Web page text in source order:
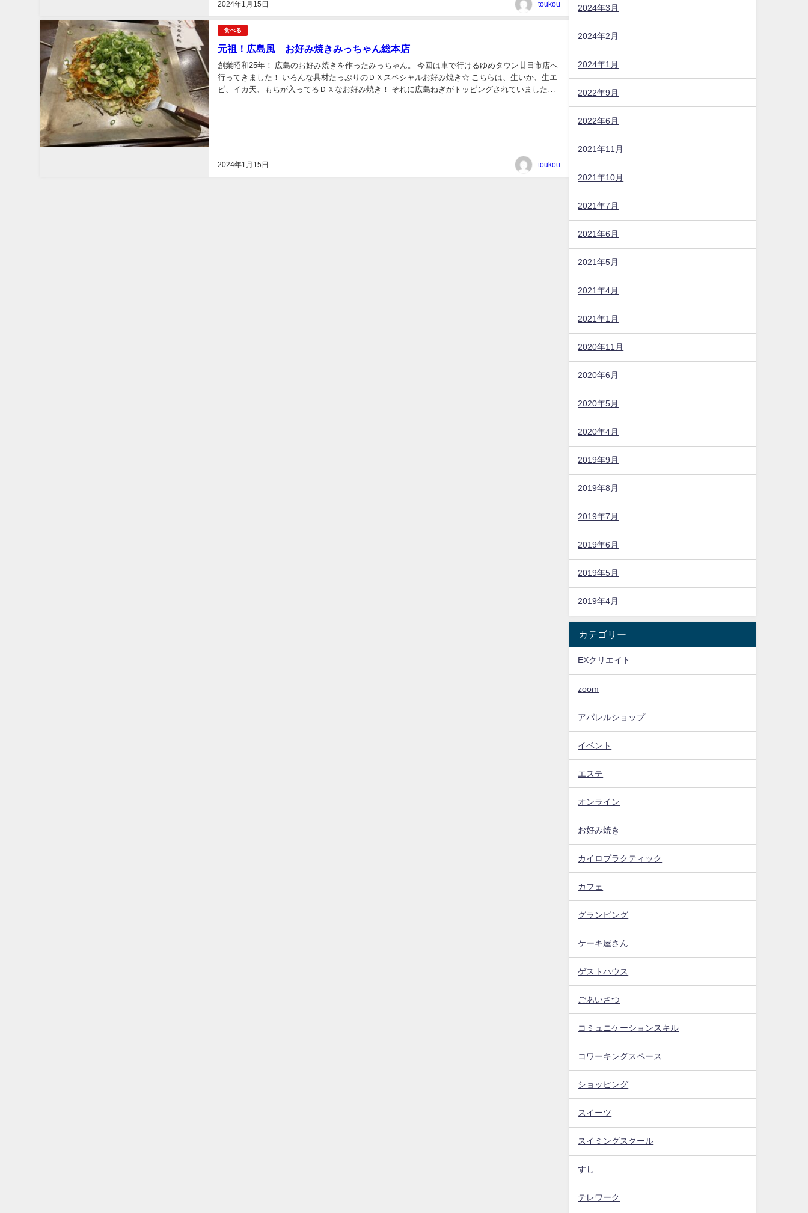
2024年1月15日 toukou
食べる
元祖！広島風 お好み焼きみっちゃん総本店
2024年1月15日
創業昭和25年！ 広島のお好み焼きを作ったみっちゃん。 今回は車で行けるゆめタウン廿日市店へ
行ってきました！ いろんな具材たっぷりのＤＸスペシャルお好み焼き☆ こちらは、生いか、生エ
ビ、イカ天、もちが入ってるＤＸなお好み焼き！ それに広島ねぎがトッピングされていました。
toukou
2024年3月
2024年2月
2024年1月
2022年9月
2022年6月
2021年11月
2021年10月
2021年7月
2021年6月
2021年5月
2021年4月
2021年1月
2020年11月
2020年6月
2020年5月
2020年4月
2019年9月
2019年8月
2019年7月
2019年6月
2019年5月
2019年4月
カテゴリー
EXクリエイト
zoom
アパレルショップ
イベント
エステ
オンライン
お好み焼き
カイロプラクティック
カフェ
グランピング
ケーキ屋さん
ゲストハウス
ごあいさつ
コミュニケーションスキル
コワーキングスペース
ショッピング
スイーツ
スイミングスクール
すし
テレワーク